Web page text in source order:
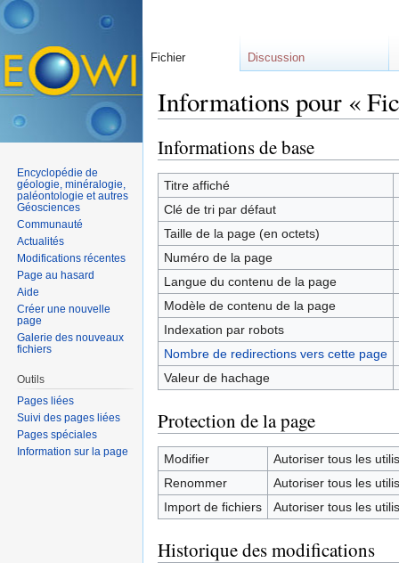
Informations pour «
Informations de base
Titre affiché
Clé de tri par défaut
Taille de la page (en octets)
Numéro de la page
Langue du contenu de la page
Modèle de contenu de la page
Indexation par robots
Nombre de redirections vers cette page
Valeur de hachage
Protection de la page
Modifier
Autoriser tous les
Renommer
Autoriser tous les
Import de fichiers
Autoriser tous les
Historique des modifications
Fichier Discussion
Encyclopédie de
géologie, minéralogie,
paléontologie et autres
Géosciences
Communauté
Actualités
Modifications récentes
Page au hasard
Aide
Créer une nouvelle
page
Galerie des nouveaux
fichiers
Outils
Pages liées
Suivi des pages liées
Pages spéciales
Information sur la page